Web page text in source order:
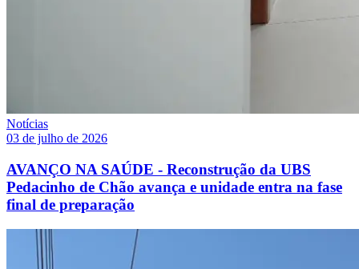
Notícias
03 de julho de 2026
AVANÇO NA SAÚDE - Reconstrução da UBS
Pedacinho de Chão avança e unidade entra na fase
final de preparação